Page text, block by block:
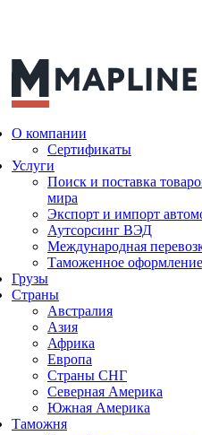
О компании
Сертификаты
Услуги
Поиск и поставка
мира
Экспорт и импорт
Аутсорсинг ВЭД
Международная
Таможенное оформление
Грузы
Страны
Австралия
Азия
Африка
Европа
Страны СНГ
Северная Америка
Южная Америка
Таможня